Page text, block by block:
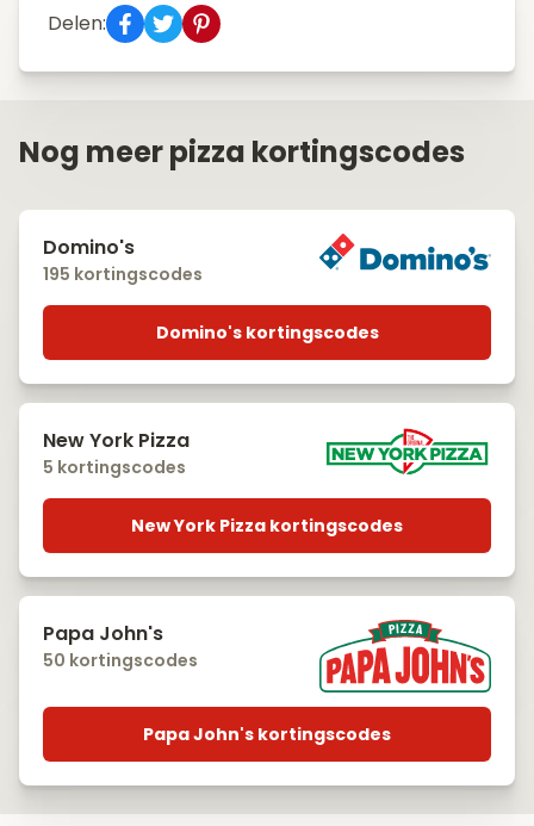
Delen:
Nog meer pizza kortingscodes
Domino's
195 kortingscodes
Domino's kortingscodes
New York Pizza
5 kortingscodes
New York Pizza kortingscodes
Papa John's
50 kortingscodes
Papa John's kortingscodes